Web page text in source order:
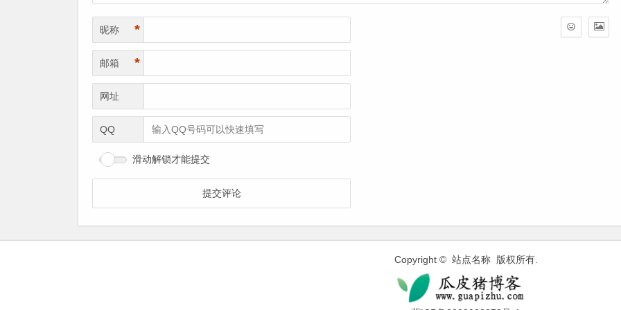
昵称 *
邮箱 *
网址
QQ
滑动解锁才能提交
Copyright © 站点名称 版权所有.